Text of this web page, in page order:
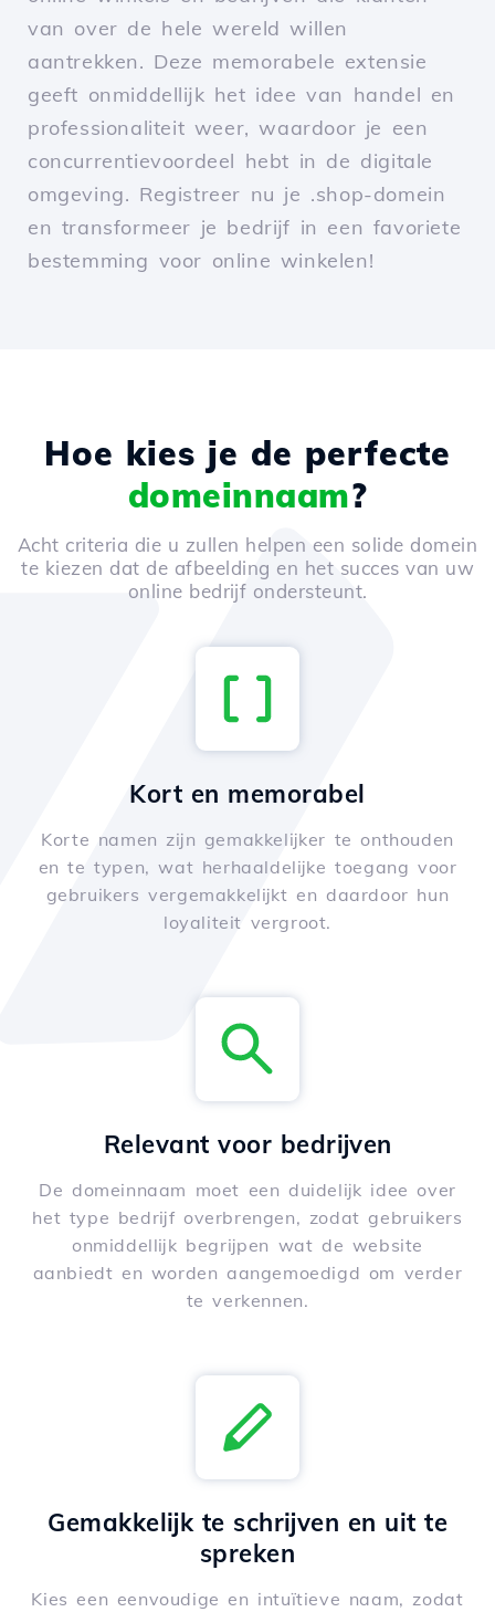
van over de hele wereld willen
aantrekken. Deze memorabele extensie
geeft onmiddellijk het idee van handel en
professionaliteit weer, waardoor je een
concurrentievoordeel hebt in de digitale
omgeving. Registreer nu je .shop-domein
en transformeer je bedrijf in een favoriete
bestemming voor online winkelen!
Hoe kies je de perfecte
domeinnaam?
Acht criteria die u zullen helpen een solide domein
te kiezen dat de afbeelding en het succes van uw
online bedrijf ondersteunt.
Kort en memorabel
Korte namen zijn gemakkelijker te onthouden
en te typen, wat herhaaldelijke toegang voor
gebruikers vergemakkelijkt en daardoor hun
loyaliteit vergroot.
Relevant voor bedrijven
De domeinnaam moet een duidelijk idee over
het type bedrijf overbrengen, zodat gebruikers
onmiddellijk begrijpen wat de website
aanbiedt en worden aangemoedigd om verder
te verkennen.
Gemakkelijk te schrijven en uit te
spreken
Kies een eenvoudige en intuïtieve naam, zodat